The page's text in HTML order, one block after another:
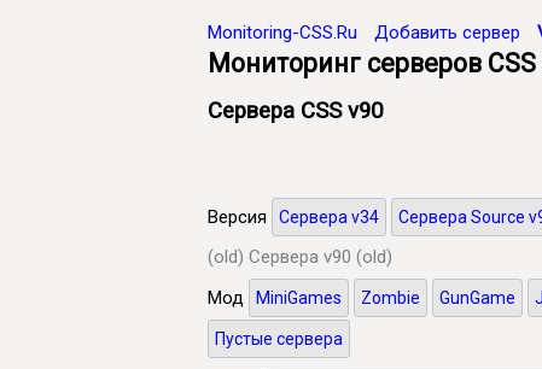
Monitoring-CSS.Ru Добавить сервер
Мониторинг серверов CSS
Сервера CSS v90
Версия Сервера v34 Сервера Source
(old) Сервера v90 (old)
Мод
MiniGames Zombie GunGame
Пустые сервера